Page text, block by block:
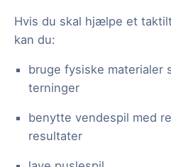
Hvis du skal hjælpe et
kan du:
bruge fysiske materialer
terninger
benytte vendespil med
resultater